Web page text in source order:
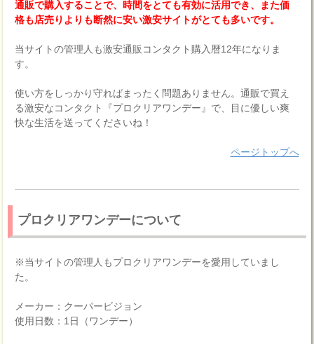
通販で購入することで、時間をとても有効に活用でき、また価
格も店売りよりも断然に安い激安サイトがとても多いです。
当サイトの管理人も激安通販コンタクト購入暦12年になりま
す。
使い方をしっかり守ればまったく問題ありません。通販で買え
る激安なコンタクト『プロクリアワンデー』で、目に優しい爽
快な生活を送ってくださいね！
ページトップへ
プロクリアワンデーについて
※当サイトの管理人もプロクリアワンデーを愛用していまし
た。
メーカー：クーパービジョン
使用日数：1日（ワンデー）